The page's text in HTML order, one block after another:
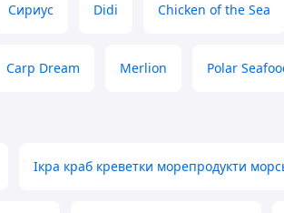
Сириус Didi Chicken of the Sea
Carp Dream Merlion Polar
Ікра краб креветки морепродукти